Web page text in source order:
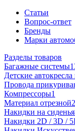
Статьи
Вопрос-ответ
Бренды
Марки
Разделы товаров
Багажные системы
Детские
Провода
Компрессоры1
Материал отрезной
Накидки на сиденья
Накидки 2D / 3D /